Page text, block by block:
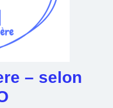
– selon